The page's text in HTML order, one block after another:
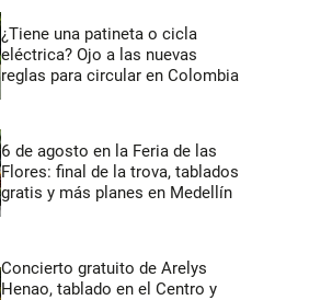
¿Tiene una patineta o cicla
eléctrica? Ojo a las nuevas
reglas para circular en Colombia
6 de agosto en la Feria de las
Flores: final de la trova, tablados
gratis y más planes en Medellín
Concierto gratuito de Arelys
Henao, tablado en el Centro y